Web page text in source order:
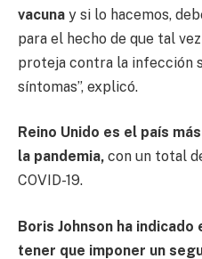
vacuna y si lo hacemos,
para el hecho de que tal
proteja contra la infección
síntomas”, explicó.
Reino Unido es el país
la pandemia, con un total
COVID-19.
Boris Johnson ha
tener que imponer un